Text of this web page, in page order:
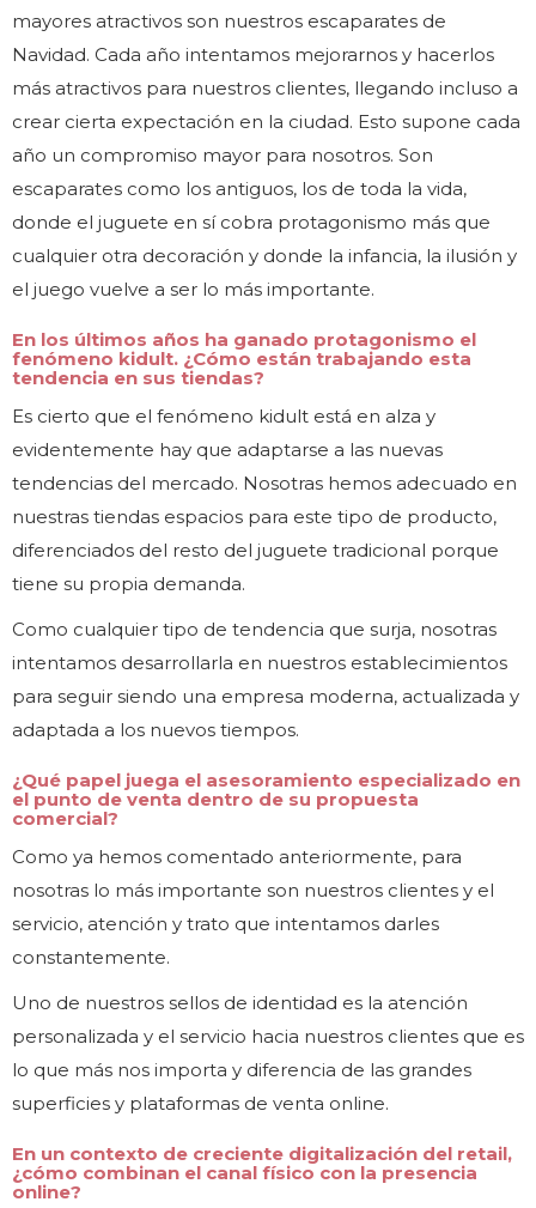
mayores atractivos son nuestros escaparates de
Navidad. Cada año intentamos mejorarnos y hacerlos
más atractivos para nuestros clientes, llegando incluso a
crear cierta expectación en la ciudad. Esto supone cada
año un compromiso mayor para nosotros. Son
escaparates como los antiguos, los de toda la vida,
donde el juguete en sí cobra protagonismo más que
cualquier otra decoración y donde la infancia, la ilusión y
el juego vuelve a ser lo más importante.
En los últimos años ha ganado protagonismo el
fenómeno kidult. ¿Cómo están trabajando esta
tendencia en sus tiendas?
Es cierto que el fenómeno kidult está en alza y
evidentemente hay que adaptarse a las nuevas
tendencias del mercado. Nosotras hemos adecuado en
nuestras tiendas espacios para este tipo de producto,
diferenciados del resto del juguete tradicional porque
tiene su propia demanda.
Como cualquier tipo de tendencia que surja, nosotras
intentamos desarrollarla en nuestros establecimientos
para seguir siendo una empresa moderna, actualizada y
adaptada a los nuevos tiempos.
¿Qué papel juega el asesoramiento especializado en
el punto de venta dentro de su propuesta
comercial?
Como ya hemos comentado anteriormente, para
nosotras lo más importante son nuestros clientes y el
servicio, atención y trato que intentamos darles
constantemente.
Uno de nuestros sellos de identidad es la atención
personalizada y el servicio hacia nuestros clientes que es
lo que más nos importa y diferencia de las grandes
superficies y plataformas de venta online.
En un contexto de creciente digitalización del retail,
¿cómo combinan el canal físico con la presencia
online?